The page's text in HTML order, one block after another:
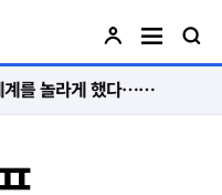
동네의원에서 시작해 세계를 놀라게 했다…관악구 50년 병원의 기적